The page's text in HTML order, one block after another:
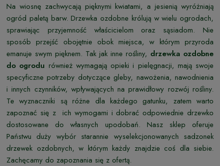
Na wiosnę zachwycają pięknymi kwiatami, a jesienią wyróżniają
ogród paletą barw. Drzewka ozdobne królują w wielu ogrodach,
sprawiając przyjemność właścicielom oraz sąsiadom. Nie
sposób przejść obojętnie obok miejsca, w którym przyroda
emanuje swym pięknem. Tak jak inne rośliny, drzewka ozdobne
do ogrodu również wymagają opieki i pielęgnacji, mają swoje
specyficzne potrzeby dotyczące gleby, nawożenia, nawodnienia
i innych czynników, wpływających na prawidłowy rozwój rośliny.
Te wyznaczniki są różne dla każdego gatunku, zatem warto
zapoznać się z ich wymogami i dobrać odpowiednie drzewko
dostosowane do własnych upodobań. Nasz sklep oferuje
Państwu duży wybór starannie wyselekcjonowanych sadzonek
drzewek ozdobnych, w którym każdy znajdzie coś dla siebie.
Zachęcamy do zapoznania się z ofertą.